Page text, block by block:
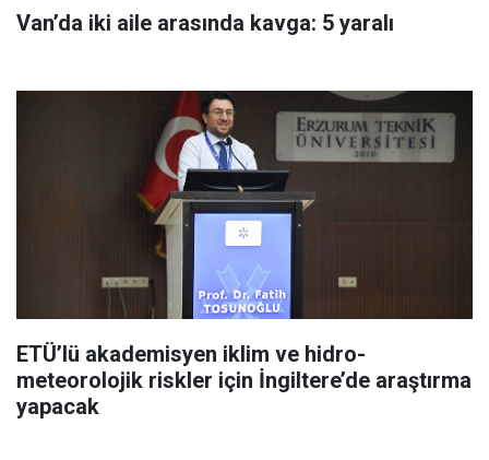
Van’da iki aile arasında kavga: 5 yaralı
ETÜ’lü akademisyen iklim ve hidro-
meteorolojik riskler için İngiltere’de araştırma
yapacak